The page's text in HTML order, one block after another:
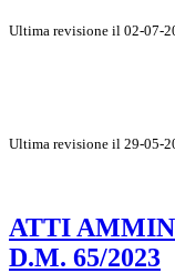
Ultima revisione il 02-07-
Ultima revisione il 29-05-
ATTI
D.M. 65/2023